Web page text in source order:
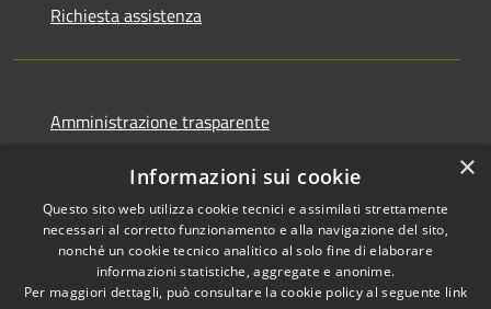
Richiesta assistenza
Amministrazione trasparente
Dichiarazione di accessibilità
×
Informazioni sui cookie
Questo sito web utilizza cookie tecnici e assimilati strettamente
necessari al corretto funzionamento e alla navigazione del sito,
nonché un cookie tecnico analitico al solo fine di elaborare
informazioni statistiche, aggregate e anonime.
Per maggiori dettagli, può consultare la cookie policy al seguente link